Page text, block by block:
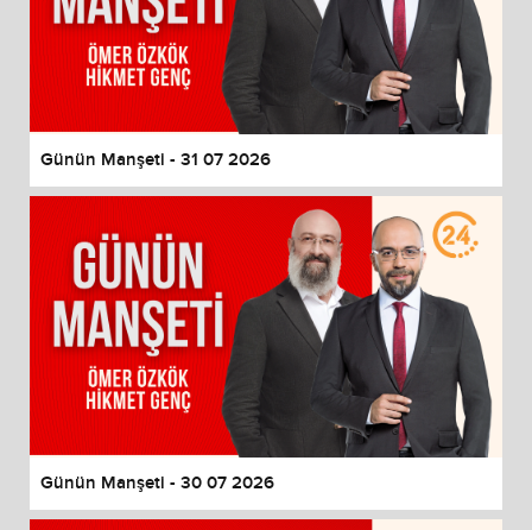
Günün Manşeti - 31 07 2026
Günün Manşeti - 30 07 2026